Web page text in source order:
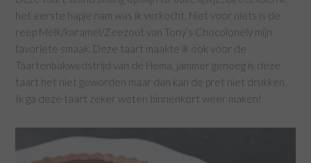
het eerste hapje nam was ik verkocht. Niet voor niets is de
reep Melk/karamel/Zeezout van Tony’s Chocolonely mijn
favoriete smaak. Deze taart maakte ik ook voor de
Taartenbakwedstrijd van de Hema, jammer genoeg is deze
taart het niet geworden maar dan kan de pret niet drukken.
Ik ga deze taart zeker weten binnenkort weer maken!